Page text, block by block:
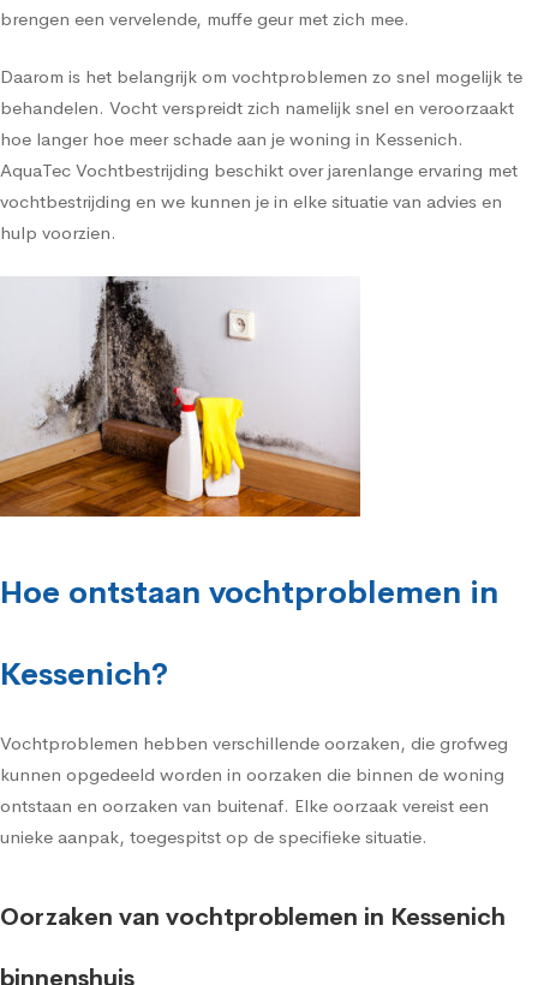
brengen een vervelende, muffe geur met zich mee.
Daarom is het belangrijk om vochtproblemen zo snel mogelijk te
behandelen. Vocht verspreidt zich namelijk snel en veroorzaakt
hoe langer hoe meer schade aan je woning in Kessenich.
AquaTec Vochtbestrijding beschikt over jarenlange ervaring met
vochtbestrijding en we kunnen je in elke situatie van advies en
hulp voorzien.
Hoe ontstaan vochtproblemen in
Kessenich?
Vochtproblemen hebben verschillende oorzaken, die grofweg
kunnen opgedeeld worden in oorzaken die binnen de woning
ontstaan en oorzaken van buitenaf. Elke oorzaak vereist een
unieke aanpak, toegespitst op de specifieke situatie.
Oorzaken van vochtproblemen in Kessenich
binnenshuis